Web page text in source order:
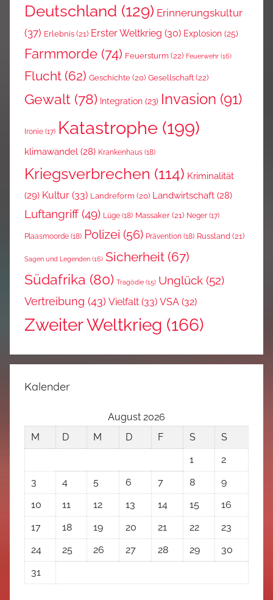
Deutschland (129) Erinnerungskultur
(37) Erlebnis (21) Erster Weltkrieg (30) Explosion (25)
Farmmorde (74) Feuersturm (22) Feuerwehr (16)
Flucht (62) Geschichte (20) Gesellschaft(22)
Gewalt (78) Integration (23) Invasion (91)
Ironie (17) Katastrophe (199)
klimawandel (28) Krankenhaus (18)
Kriegsverbrechen (114) Kriminalität
(29) Kultur (33) Landreform (20) Landwirtschaft (28)
Luftangriff (49) Lüge (18) Massaker (21) Neger (17)
Plaasmoorde (18) Polizei (56) Prävention (18) Russland (21)
Sagen und Legenden (16) Sicherheit (67)
Südafrika (80) Tragödie (15) Unglück (52)
Vertreibung (43) Vielfalt (33) VSA (32)
Zweiter Weltkrieg (166)
Kalender
August 2026
M
D M D F S
S
1
2
3
4 5 6 7 8
9
10
11 12 13 14 15
16
17
18 19 20 21 22
23
24
25 26 27 28 29
30
31